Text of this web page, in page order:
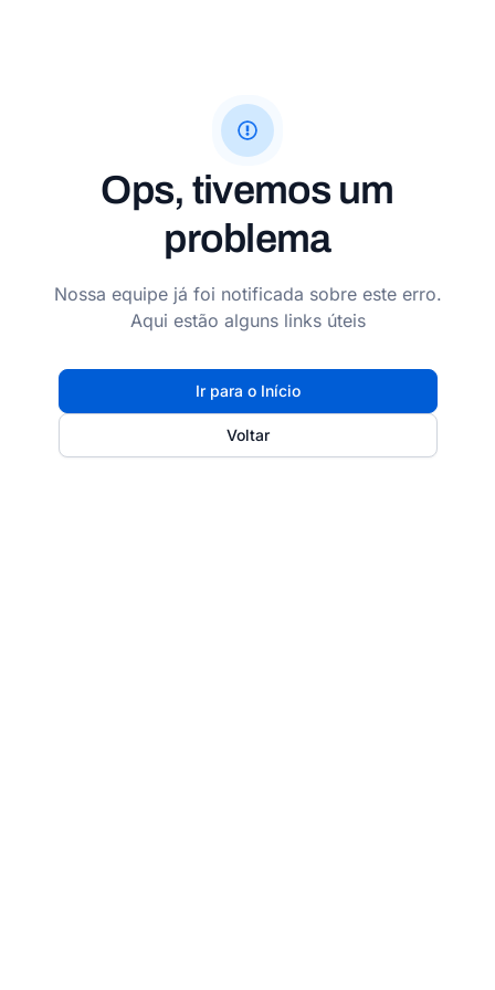
Ops, tivemos um
problema
Nossa equipe já foi notificada sobre este erro.
Aqui estão alguns links úteis
Ir para o Início
Voltar